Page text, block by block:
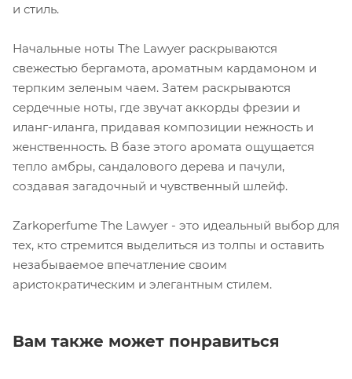
и стиль.
Начальные ноты The Lawyer раскрываются
свежестью бергамота, ароматным кардамоном и
терпким зеленым чаем. Затем раскрываются
сердечные ноты, где звучат аккорды фрезии и
иланг-иланга, придавая композиции нежность и
женственность. В базе этого аромата ощущается
тепло амбры, сандалового дерева и пачули,
создавая загадочный и чувственный шлейф.
Zarkoperfume The Lawyer - это идеальный выбор для
тех, кто стремится выделиться из толпы и оставить
незабываемое впечатление своим
аристократическим и элегантным стилем.
Вам также может понравиться